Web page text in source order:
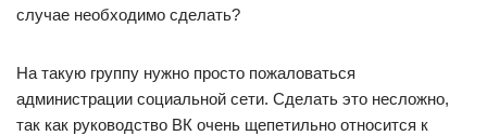
случае необходимо сделать?
На такую группу нужно просто пожаловаться
администрации социальной сети. Сделать это несложно,
так как руководство ВК очень щепетильно относится к